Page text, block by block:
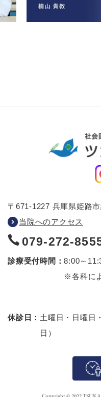
〒671-1227 兵庫県姫路
当院へのアクセス
079-272-
診療受付時間：8:00～
※各科に
休診日： 土曜日・日曜日
日）